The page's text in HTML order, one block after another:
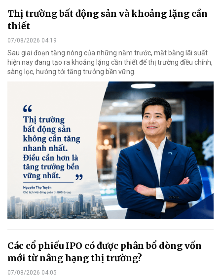
Thị trường bất động sản và khoảng lặng cần
thiết
07/08/2026 04:19
Sau giai đoạn tăng nóng của những năm trước, mặt bằng lãi suất
hiện nay đang tạo ra khoảng lặng cần thiết để thị trường điều chỉnh,
sàng lọc, hướng tới tăng trưởng bền vững.
Các cổ phiếu IPO có được phân bổ dòng vốn
mới từ nâng hạng thị trường?
07/08/2026 04:05